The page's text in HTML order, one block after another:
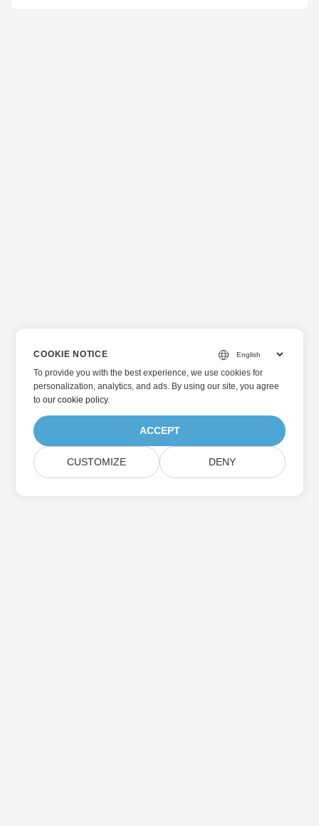
COOKIE NOTICE
To provide you with the best experience, we use cookies for
personalization, analytics, and ads. By using our site, you agree
toour cookie policy.
ACCEPT
CUSTOMIZE DENY